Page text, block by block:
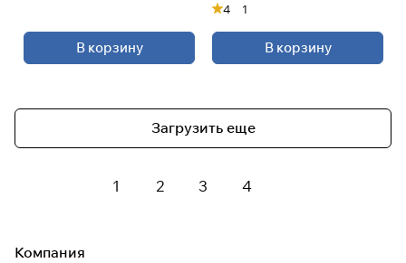
В корзину
5"4 1
В корзину
Загрузить еще
1 2 3 4
Компания